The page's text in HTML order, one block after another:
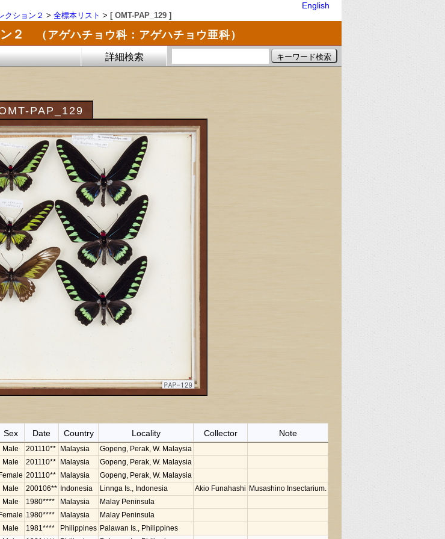
English
クション２ > 全標本リスト > [ OMT-PAP_129 ]
２ （アゲハチョウ科：アゲハチョウ亜科）
詳細検索
PAP_129
Sex Date Country Locality Collector Note
Male 201110** Malaysia
Gopeng, Perak, W. Malaysia
Male 201110** Malaysia
Gopeng, Perak, W. Malaysia
Female 201110** Malaysia
Gopeng, Perak, W. Malaysia
Male 200106** Indonesia Linnga Is., Indonesia Akio Funahashi Musashino Insectarium.
Male 1980**** Malaysia
Malay Peninsula
Female 1980**** Malaysia
Malay Peninsula
Male 1981**** Philippines Palawan Is., Philippines